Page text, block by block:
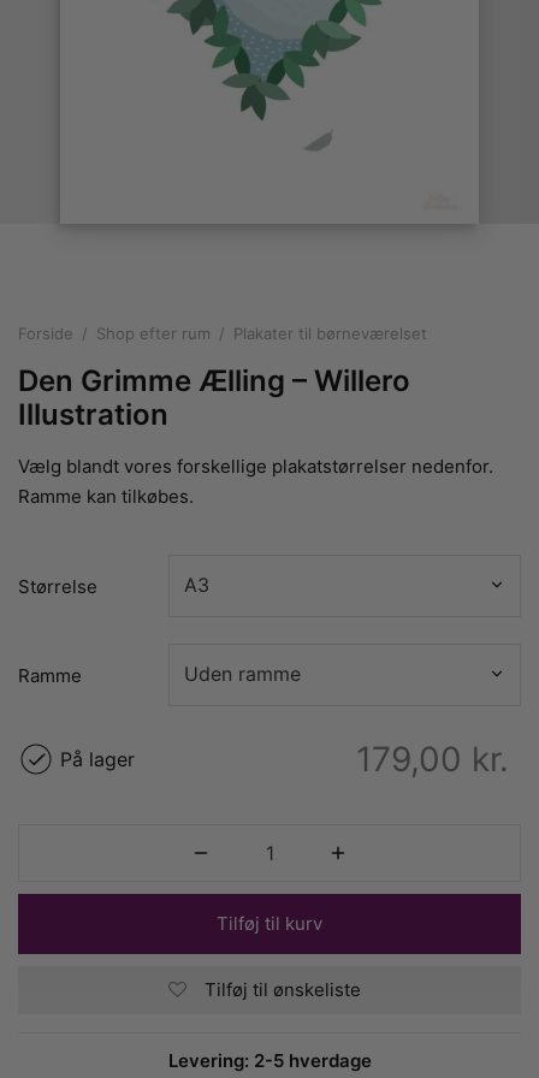
Forside / Shop efter rum / Plakater til børneværelset
Den Grimme Ælling – Willero
Illustration
Vælg blandt vores forskellige plakatstørrelser nedenfor.
Ramme kan tilkøbes.
Størrelse
Ramme
179,00 kr.
På lager
Tilføj til kurv
Tilføj til ønskeliste
Levering: 2-5 hverdage
til sommerhuset